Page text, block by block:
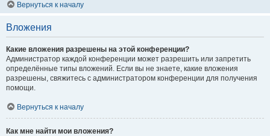
Вернуться к началу
Вложения
Какие вложения разрешены на этой конференции?
Администратор каждой конференции может разрешить или запретить
определённые типы вложений. Если вы не знаете, какие вложения
разрешены, свяжитесь с администратором конференции для получения
помощи.
Вернуться к началу
Как мне найти мои вложения?